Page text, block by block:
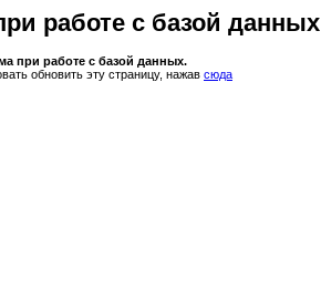
работе с базой данных
при работе с базой данных.
обновить эту страницу, нажав сюда